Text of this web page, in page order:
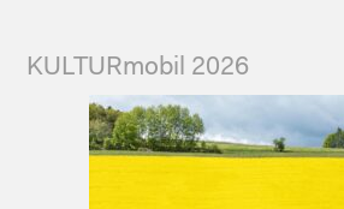
KULTURmobil 2026